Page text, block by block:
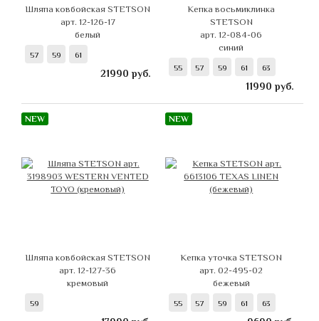
Шляпа ковбойская STETSON
арт. 12-126-17
белый
57 59 61
21990 руб.
Кепка восьмиклинка
STETSON
арт. 12-084-06
синий
55 57 59 61 63
11990 руб.
NEW
Шляпа ковбойская STETSON
арт. 12-127-36
кремовый
59
NEW
Кепка уточка STETSON
арт. 02-495-02
бежевый
55 57 59 61 63